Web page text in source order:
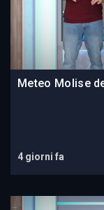
Meteo Molise
4 giorni fa